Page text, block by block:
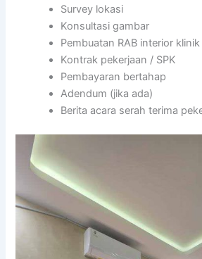
Survey lokasi
Konsultasi gambar
Pembuatan RAB interior klinik
Kontrak pekerjaan / SPK
Pembayaran bertahap
Adendum (jika ada)
Berita acara serah terima